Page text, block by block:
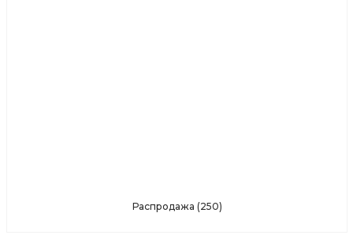
Распродажа (250)